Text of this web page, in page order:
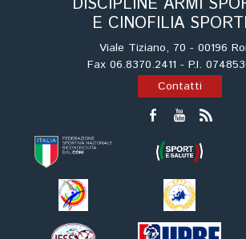
E CINOFILIA
Viale Tiziano, 70 - 00196
Fax 06.8370.2411 - P.I.
Contatti
Tiro con l'arco
Field Target
Paintball
Cinofilia Sportiva